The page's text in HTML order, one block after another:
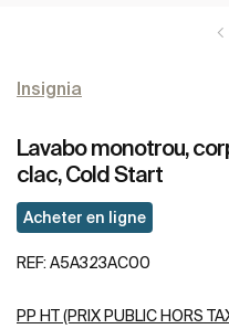
Insignia
Lavabo monotrou,
clac, Cold Start
Acheter en ligne
REF: A5A323AC00
PP HT (PRIX PUBLIC HORS